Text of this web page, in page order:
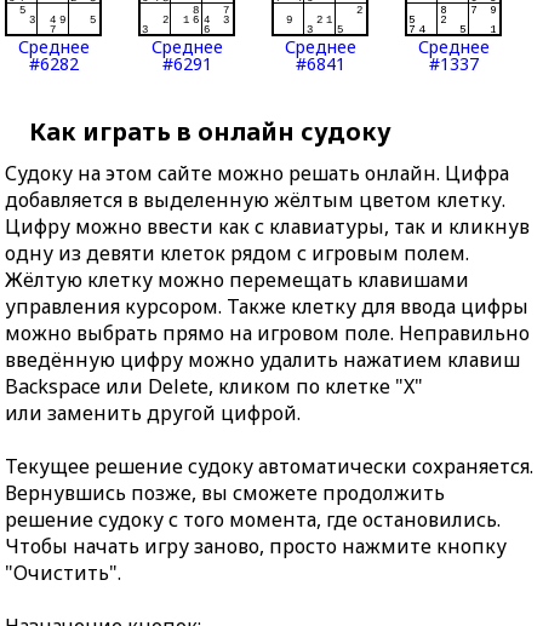
Среднее
#6282
Среднее
#6291
Среднее
#6841
Среднее
#1337
Как играть в онлайн судоку
Судоку на этом сайте можно решать онлайн. Цифра
добавляется в выделенную жёлтым цветом клетку.
Цифру можно ввести как с клавиатуры, так и кликнув
одну из девяти клеток рядом с игровым полем.
Жёлтую клетку можно перемещать клавишами
управления курсором. Также клетку для ввода цифры
можно выбрать прямо на игровом поле. Неправильно
введённую цифру можно удалить нажатием клавиш
Backspace или Delete, кликом по клетке "X"
или заменить другой цифрой.
Текущее решение судоку автоматически сохраняется.
Вернувшись позже, вы сможете продолжить
решение судоку с того момента, где остановились.
Чтобы начать игру заново, просто нажмите кнопку
"Очистить".